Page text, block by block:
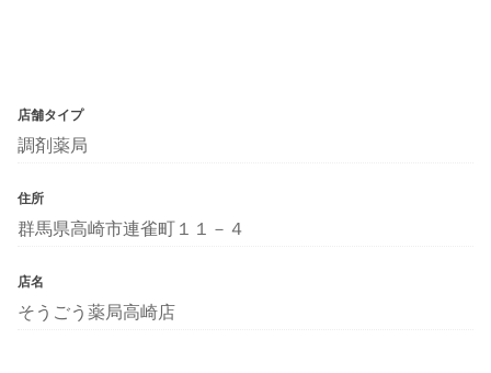
店舗タイプ
調剤薬局
住所
群馬県高崎市連雀町１１－４
店名
そうごう薬局高崎店